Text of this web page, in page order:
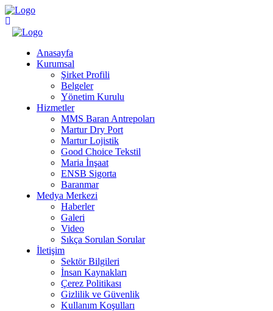
Anasayfa
Kurumsal
Şirket Profili
Belgeler
Yönetim Kurulu
Hizmetler
MMS Baran Antrepoları
Martur Dry Port
Martur Lojistik
Good Choice Tekstil
Maria İnşaat
ENSB Sigorta
Baranmar
Medya Merkezi
Haberler
Galeri
Video
Sıkça Sorulan Sorular
İletişim
Sektör Bilgileri
İnsan Kaynakları
Çerez Politikası
Gizlilik ve Güvenlik
Kullanım Koşulları